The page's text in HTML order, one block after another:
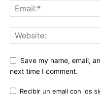
Save my name, email,
next time I comment.
Recibir un email con los